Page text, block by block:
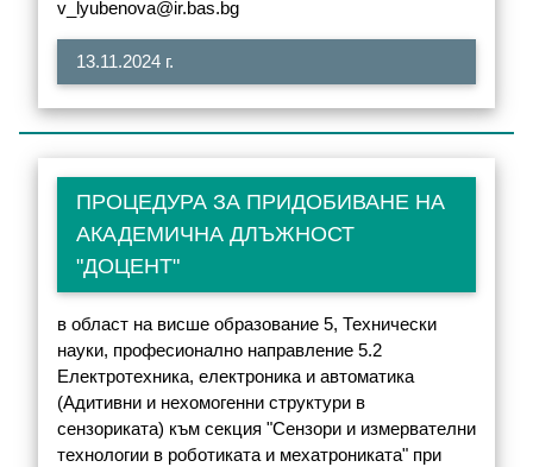
v_lyubenova@ir.bas.bg
13.11.2024 г.
ПРОЦЕДУРА ЗА ПРИДОБИВАНЕ НА
АКАДЕМИЧНА ДЛЪЖНОСТ
"ДОЦЕНТ"
в област на висше образование 5, Технически
науки, професионално направление 5.2
Електротехника, електроника и автоматика
(Адитивни и нехомогенни структури в
сензориката) към секция "Сензори и измервателни
технологии в роботиката и мехатрониката" при